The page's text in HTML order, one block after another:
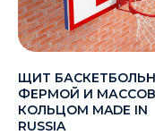
ЩИТ
ФЕРМОЙ И
КОЛЬЦОМ MADE IN
RUSSIA